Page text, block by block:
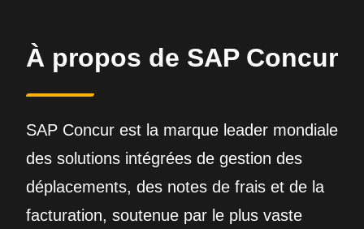
À propos de SAP Concur
SAP Concur est la marque leader mondiale
des solutions intégrées de gestion des
déplacements, des notes de frais et de la
facturation, soutenue par le plus vaste